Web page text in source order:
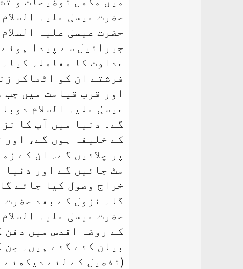
حضرت عیسیٰ علیہ
حضرت عیسیٰ علیہ
جبرائیل سے پیدا
عداوت کا معاملہ
فرشتے ان کو اٹھاکر
اور قرب قیامت میں
عیسیٰ علیہ السلام
گے۔ دنیا میں آپ کا
کے خلیفہ ہوں گے، اور
پر چلائیں گے۔ ان کے
مٹ جائیں گے اور
خراج وصول کیا جائے
گا۔ نزول کے بعد حضرت
حضرت عیسیٰ علیہ
کے روضہ اقدس میں
بیان کئے گئے ہیں۔
(تفصیل کے لئے